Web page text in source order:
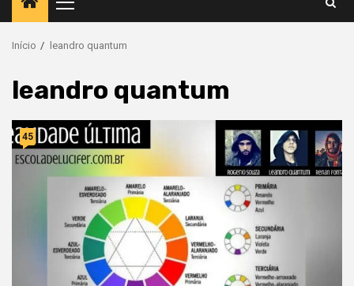
Menu
principal
Início leandro quantum
leandro quantum
45